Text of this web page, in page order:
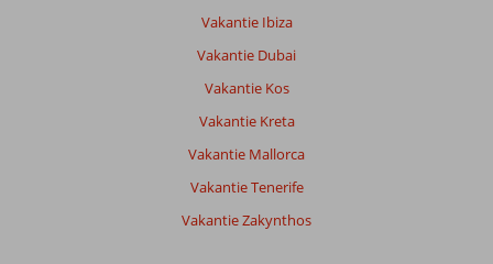
Vakantie Ibiza
Vakantie Dubai
Vakantie Kos
Vakantie Kreta
Vakantie Mallorca
Vakantie Tenerife
Vakantie Zakynthos